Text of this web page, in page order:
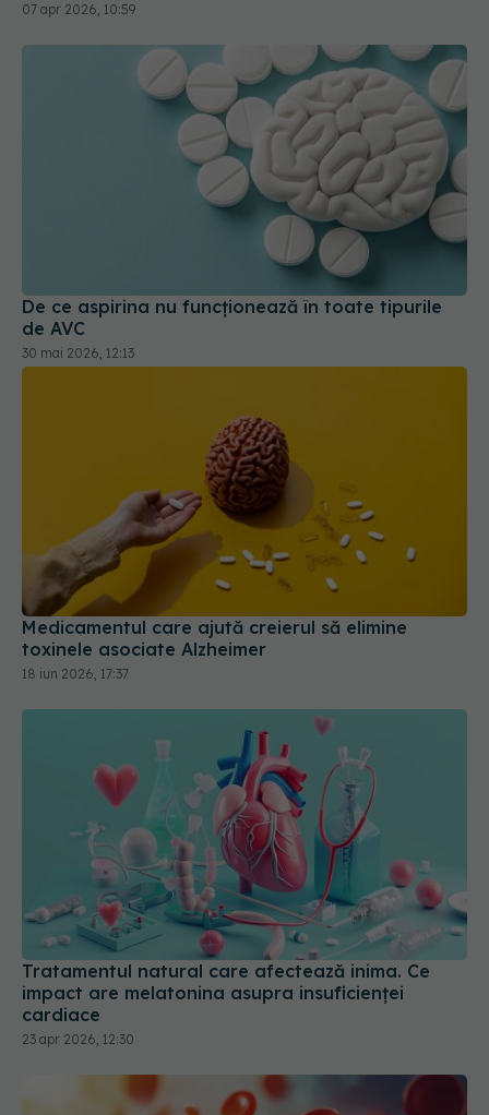
07 apr 2026, 10:59
De ce aspirina nu funcționează în toate tipurile
de AVC
30 mai 2026, 12:13
Medicamentul care ajută creierul să elimine
toxinele asociate Alzheimer
18 iun 2026, 17:37
Tratamentul natural care afectează inima. Ce
impact are melatonina asupra insuficienței
cardiace
23 apr 2026, 12:30